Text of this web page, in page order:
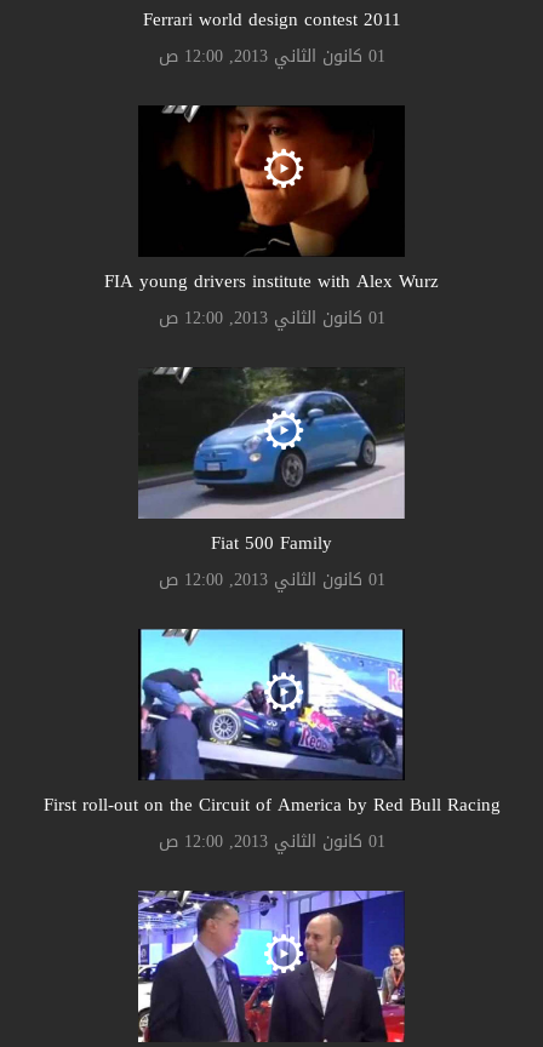
Ferrari world design contest 2011
01 كانون الثاني 2013, 12:00 ص
FIA young drivers institute with Alex Wurz
01 كانون الثاني 2013, 12:00 ص
Fiat 500 Family
01 كانون الثاني 2013, 12:00 ص
First roll-out on the Circuit of America by Red Bull Racing
01 كانون الثاني 2013, 12:00 ص